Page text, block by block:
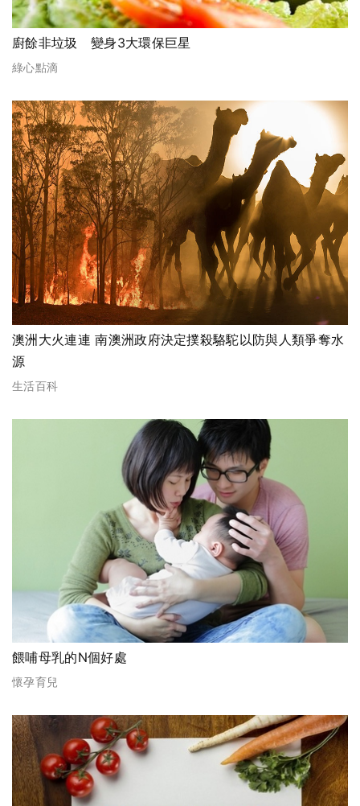
廚餘非垃圾 變身3大環保巨星
綠心點滴
澳洲大火連連 南澳洲政府決定撲殺駱駝以防與人類爭奪水
源
生活百科
餵哺母乳的N個好處
懷孕育兒